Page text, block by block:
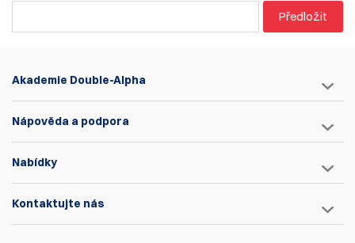
Předložit
Akademie Double-Alpha
Nápověda a podpora
Nabídky
Kontaktujte nás